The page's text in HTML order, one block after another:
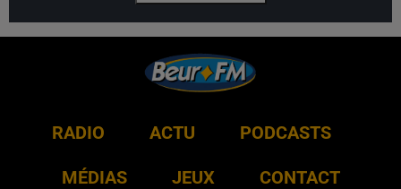
RADIO ACTU PODCASTS
MÉDIAS JEUX CONTACT